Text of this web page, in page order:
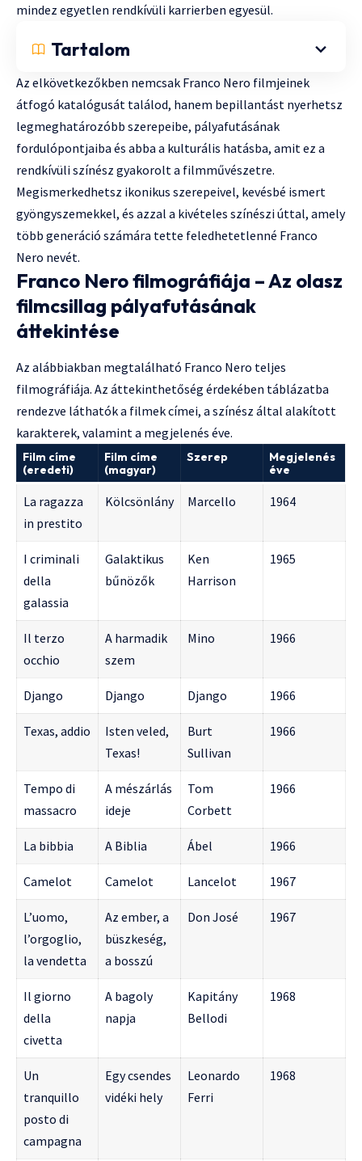
mindez egyetlen rendkívüli karrierben egyesül.
Tartalom
Az elkövetkezőkben nemcsak Franco Nero filmjeinek
átfogó katalógusát találod, hanem bepillantást nyerhetsz
legmeghatározóbb szerepeibe, pályafutásának
fordulópontjaiba és abba a kulturális hatásba, amit ez a
rendkívüli színész gyakorolt a filmművészetre.
Megismerkedhetsz ikonikus szerepeivel, kevésbé ismert
gyöngyszemekkel, és azzal a kivételes színészi úttal, amely
több generáció számára tette feledhetetlenné Franco
Nero nevét.
Franco Nero filmográfiája – Az olasz
filmcsillag pályafutásának
áttekintése
Az alábbiakban megtalálható Franco Nero teljes
filmográfiája. Az áttekinthetőség érdekében táblázatba
rendezve láthatók a filmek címei, a színész által alakított
karakterek, valamint a megjelenés éve.
Film címe
(eredeti)
Film címe
(magyar)
Szerep
Megjelenés
éve
La ragazza
in prestito
Kölcsönlány Marcello 1964
I criminali
della
galassia
Galaktikus
bűnözők
Ken
Harrison
1965
Il terzo
occhio
A harmadik
szem
Mino 1966
Django Django Django 1966
Texas, addio
Isten veled,
Texas!
Burt
Sullivan
1966
Tempo di
massacro
A mészárlás
ideje
Tom
Corbett
1966
La bibbia A Biblia Ábel 1966
Camelot Camelot Lancelot 1967
L’uomo,
l’orgoglio,
la vendetta
Az ember, a
büszkeség,
a bosszú
Don José 1967
Il giorno
della
civetta
A bagoly
napja
Kapitány
Bellodi
1968
Un
tranquillo
posto di
campagna
Egy csendes
vidéki hely
Leonardo
Ferri
1968